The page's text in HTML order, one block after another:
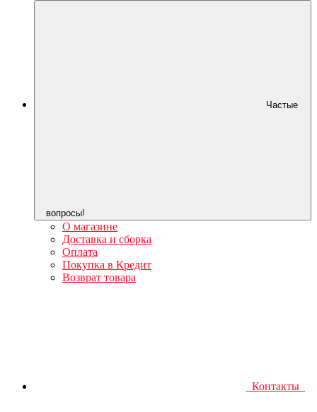
Частые
вопросы!
О магазине
Доставка и сборка
Оплата
Покупка в Кредит
Возврат товара
Контакты